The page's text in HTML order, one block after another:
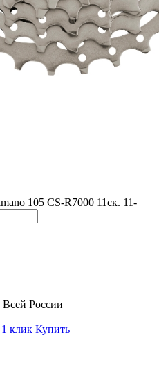
105 CS-R7000 11ск. 11-
Всей России
1 клик Купить